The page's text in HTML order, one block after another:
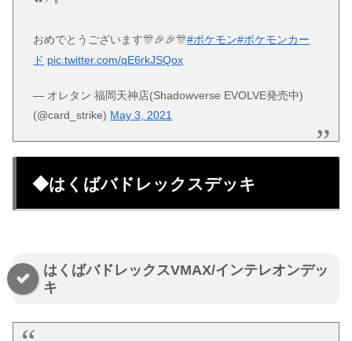
おめでとうございます🎊🎉🎉🎊#ポケモン#ポケモンカー
ド pic.twitter.com/qE6rkJSQox
— オレタン 福岡天神店(Shadowverse EVOLVE発売中)
(@card_strike) May 3, 2021
◆はくばバドレックスデッキ
はくばバドレックスVMAX/インテレオンデッ
キ